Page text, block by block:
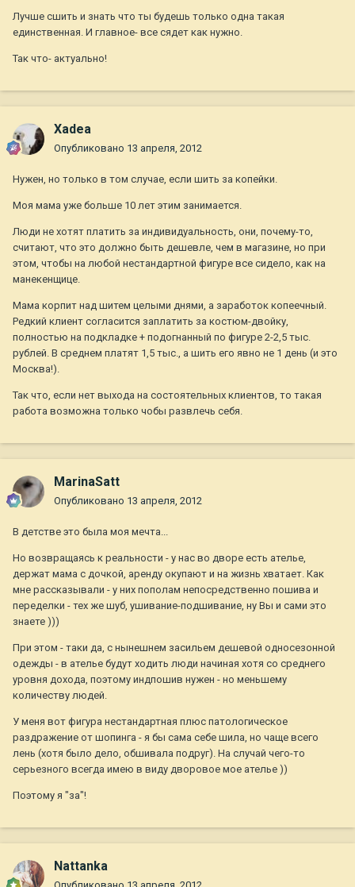
Лучше сшить и знать что ты будешь только одна такая
единственная. И главное- все сядет как нужно.
Так что- актуально!
Xadea
Опубликовано 13 апреля, 2012
Нужен, но только в том случае, если шить за копейки.
Моя мама уже больше 10 лет этим занимается.
Люди не хотят платить за индивидуальность, они, почему-то,
считают, что это должно быть дешевле, чем в магазине, но при
этом, чтобы на любой нестандартной фигуре все сидело, как на
манекенщице.
Мама корпит над шитем целыми днями, а заработок копеечный.
Редкий клиент согласится заплатить за костюм-двойку,
полностью на подкладке + подогнанный по фигуре 2-2,5 тыс.
рублей. В среднем платят 1,5 тыс., а шить его явно не 1 день (и это
Москва!).
Так что, если нет выхода на состоятельных клиентов, то такая
работа возможна только чобы развлечь себя.
MarinaSatt
Опубликовано 13 апреля, 2012
В детстве это была моя мечта...
Но возвращаясь к реальности - у нас во дворе есть ателье,
держат мама с дочкой, аренду окупают и на жизнь хватает. Как
мне рассказывали - у них пополам непосредственно пошива и
переделки - тех же шуб, ушивание-подшивание, ну Вы и сами это
знаете )))
При этом - таки да, с нынешнем засильем дешевой односезонной
одежды - в ателье будут ходить люди начиная хотя со среднего
уровня дохода, поэтому индпошив нужен - но меньшему
количеству людей.
У меня вот фигура нестандартная плюс патологическое
раздражение от шопинга - я бы сама себе шила, но чаще всего
лень (хотя было дело, обшивала подруг). На случай чего-то
серьезного всегда имею в виду дворовое мое ателье ))
Поэтому я "за"!
Nattanka